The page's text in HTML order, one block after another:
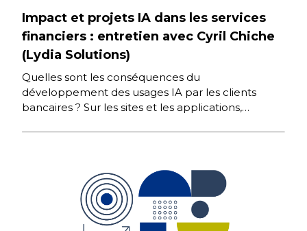
Impact et projets IA dans les services
financiers : entretien avec Cyril Chiche
(Lydia Solutions)
Quelles sont les conséquences du
développement des usages IA par les clients
bancaires ? Sur les sites et les applications,